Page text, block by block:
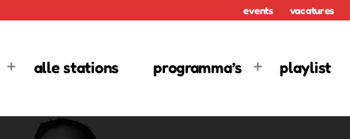
events vacatures
alle stations programma’s playlist